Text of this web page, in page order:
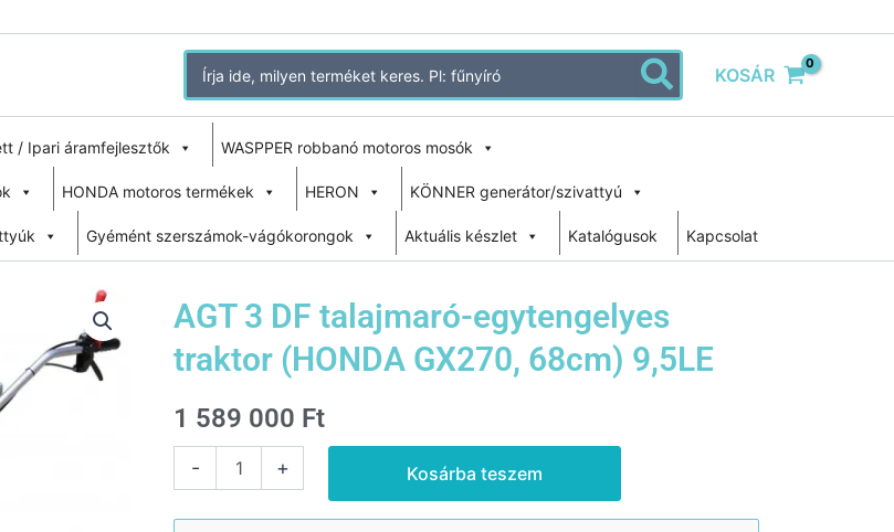
Search
for:
KOSÁR
/ Ipari áramfejlesztők WASPPER robbanó motoros mosók
HONDA motoros termékek HERON KÖNNER generátor/szivattyú
Gyémént szerszámok-vágókorongok Aktuális készlet Katalógusok Kapcsolat
AGT 3 DF talajmaró-egytengelyes
traktor (HONDA GX270, 68cm) 9,5LE
1 589 000 Ft
-
talajmaró-
+ Kosárba teszem